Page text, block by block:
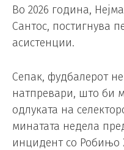
Во 2026 година,
Сантос, постигнува
асистенции.
Сепак, фудбалерот
натпревари, што би
одлуката на
минатата недела
инцидент со Робињо